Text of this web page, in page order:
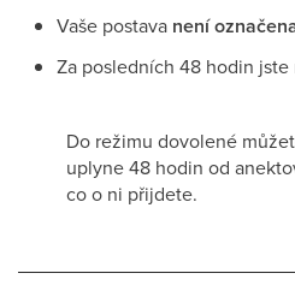
Vaše postava není
Za posledních 48 hodin jste
Do režimu dovolené
uplyne 48 hodin od
co o ni přijdete.